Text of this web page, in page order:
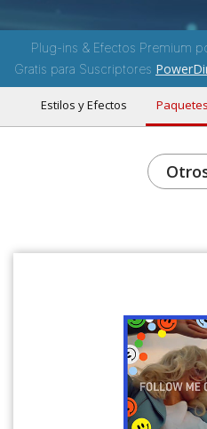
Plug-ins & Efectos Premium
Gratis para Suscriptores
Estilos y Efectos